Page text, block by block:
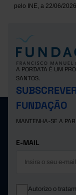
pelo INE, a 22/06/
A PORDATA É UM
SANTOS.
FUNDAÇÃO
MANTENHA-SE A PAR.
E-MAIL
Autorizo o